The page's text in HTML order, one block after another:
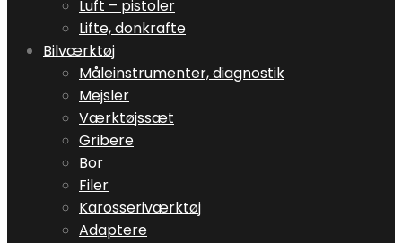
Luft – pistoler
Lifte, donkrafte
Bilværktøj
Måleinstrumenter, diagnostik
Mejsler
Værktøjssæt
Gribere
Bor
Filer
Karosseriværktøj
Adaptere